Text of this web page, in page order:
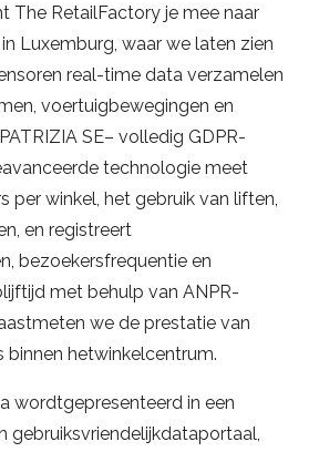
The RetailFactory je mee naar
Luxemburg, waar we laten zien
real-time data verzamelen
voertuigbewegingen en
SE– volledig GDPR-
technologie meet
per winkel, het gebruik van liften,
en registreert
bezoekersfrequentie en
met behulp van ANPR-
we de prestatie van
binnen hetwinkelcentrum.
wordtgepresenteerd in een
gebruiksvriendelijkdataportaal,